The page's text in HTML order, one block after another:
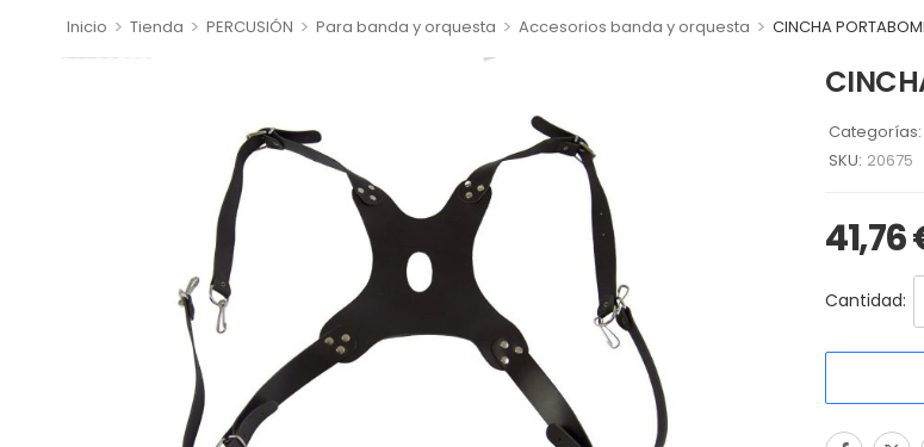
Inicio > Tienda > PERCUSIÓN > Para banda y orquesta > Accesorios banda y orquesta > CINCHA
Categorías:
SKU: 20675
41,76
Cantidad: